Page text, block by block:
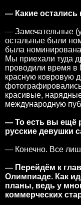
— Какие остались
— Замечательные
остальные были
была
Мы приехали туда
проводили время в
красную ковровую
красивые,
международную
— То есть вы ещё
русские девушки
— Конечно. Все
— Перейдём к
Олимпиаде. Как
планы, ведь у
коммерческих